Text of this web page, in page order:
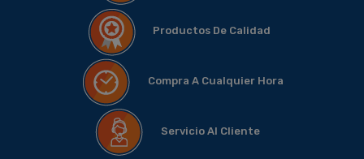
Productos De Calidad
Compra A Cualquier Hora
Servicio Al Cliente